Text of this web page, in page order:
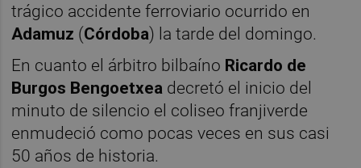
trágico accidente ferroviario ocurrido en
Adamuz (Córdoba) la tarde del domingo.
En cuanto el árbitro bilbaíno Ricardo de
Burgos Bengoetxea decretó el inicio del
minuto de silencio el coliseo franjiverde
enmudeció como pocas veces en sus casi
50 años de historia.